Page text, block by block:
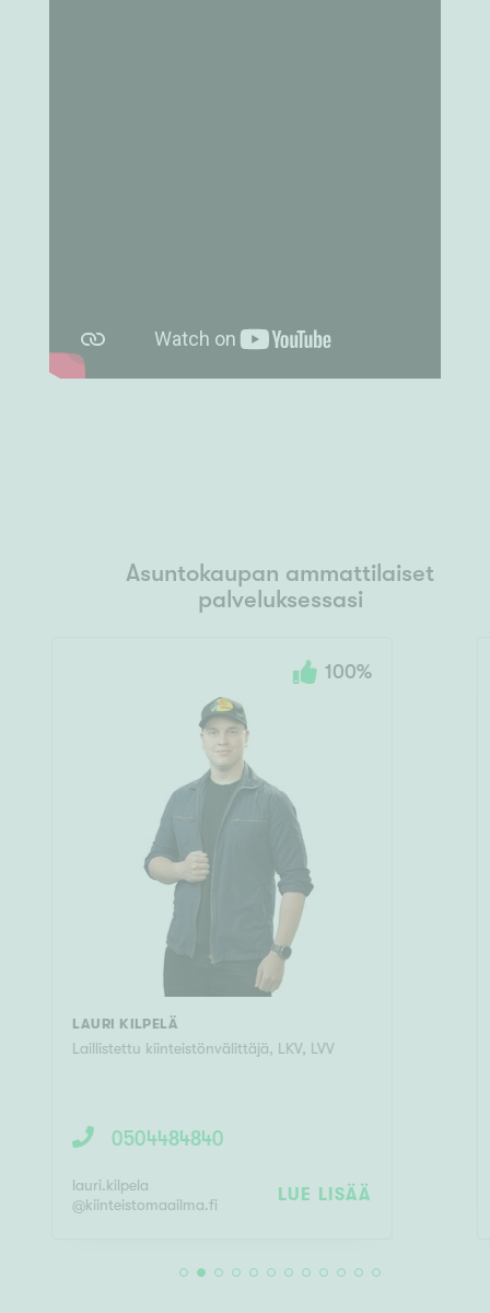
Asuntokaupan ammattilaiset
palveluksessasi
100%
LAURI KILPELÄ
Laillistettu kiinteistönvälittäjä, LKV, LVV
0504484840
lauri.kilpela
@kiinteistomaailma.fi LUE LISÄÄ